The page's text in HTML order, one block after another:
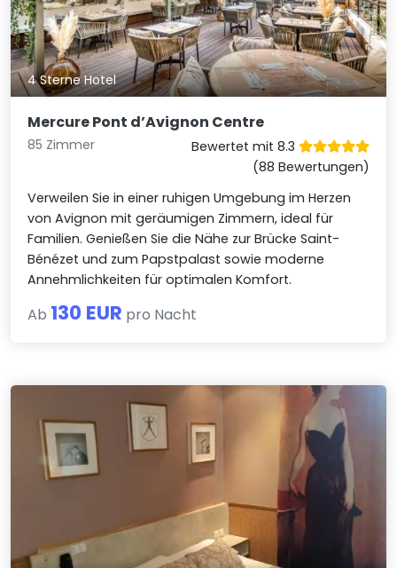
4 Sterne Hotel
Mercure Pont d’Avignon Centre
85 Zimmer
Bewertet mit 8.3
(88 Bewertungen)
Verweilen Sie in einer ruhigen Umgebung im Herzen
von Avignon mit geräumigen Zimmern, ideal für
Familien. Genießen Sie die Nähe zur Brücke Saint-
Bénézet und zum Papstpalast sowie moderne
Annehmlichkeiten für optimalen Komfort.
Ab 130 EUR pro Nacht